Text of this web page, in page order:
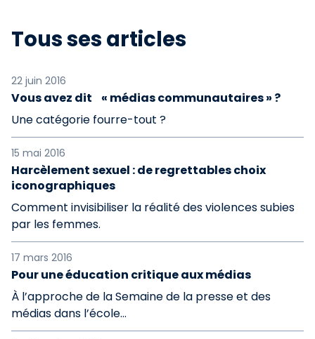
Tous ses articles
22 juin 2016
Vous avez dit « médias communautaires » ?
Une catégorie fourre-tout ?
15 mai 2016
Harcèlement sexuel : de regrettables choix
iconographiques
Comment invisibiliser la réalité des violences subies
par les femmes.
17 mars 2016
Pour une éducation critique aux médias
À l’approche de la Semaine de la presse et des
médias dans l’école...